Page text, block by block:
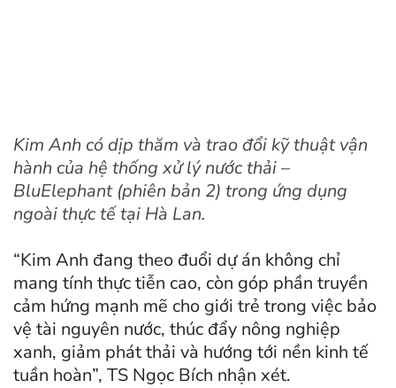
Kim Anh có dịp thăm và trao đổi kỹ thuật vận
hành của hệ thống xử lý nước thải –
BluElephant (phiên bản 2) trong ứng dụng
ngoài thực tế tại Hà Lan.
“Kim Anh đang theo đuổi dự án không chỉ
mang tính thực tiễn cao, còn góp phần truyền
cảm hứng mạnh mẽ cho giới trẻ trong việc bảo
vệ tài nguyên nước, thúc đẩy nông nghiệp
xanh, giảm phát thải và hướng tới nền kinh tế
tuần hoàn”, TS Ngọc Bích nhận xét.